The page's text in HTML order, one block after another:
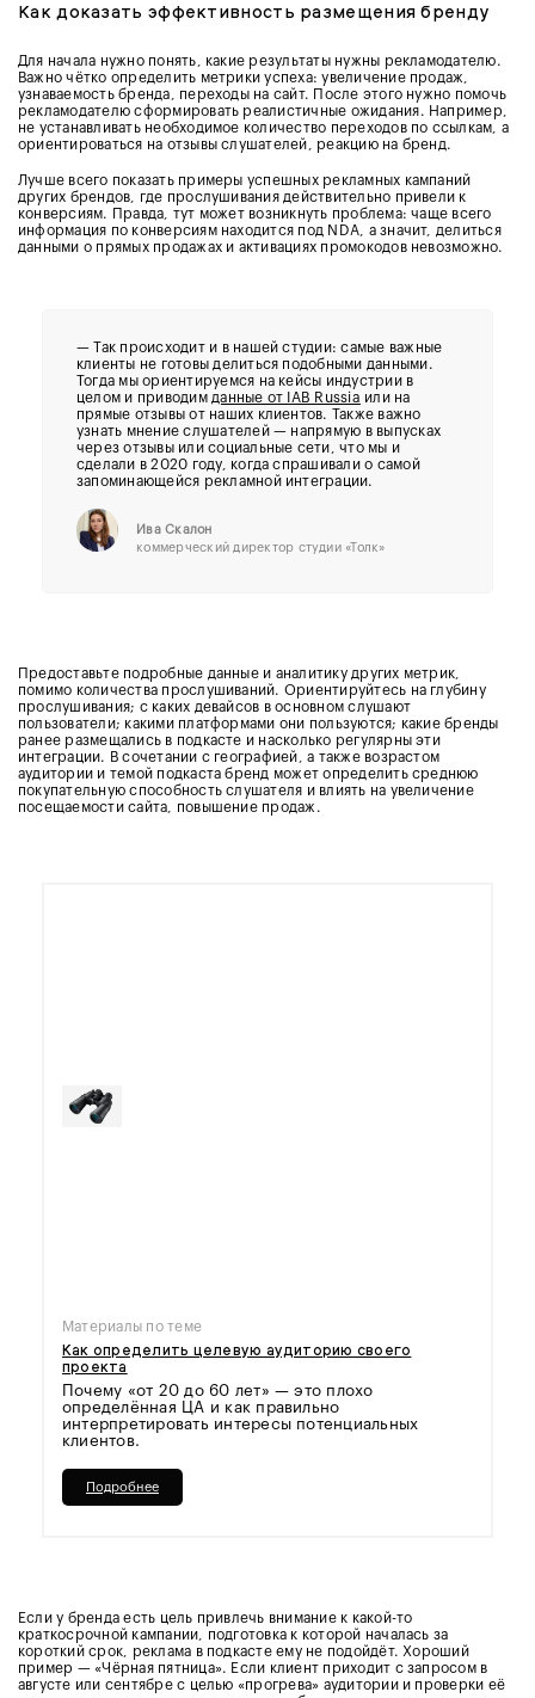
Как доказать эффективность размещения бренду
Для начала нужно понять, какие результаты нужны рекламодателю.
Важно чётко определить метрики успеха: увеличение продаж,
узнаваемость бренда, переходы на сайт. После этого нужно помочь
рекламодателю сформировать реалистичные ожидания. Например,
не устанавливать необходимое количество переходов по ссылкам, а
ориентироваться на отзывы слушателей, реакцию на бренд.
Лучше всего показать примеры успешных рекламных кампаний
других брендов, где прослушивания действительно привели к
конверсиям. Правда, тут может возникнуть проблема: чаще всего
информация по конверсиям находится под NDA, а значит, делиться
данными о прямых продажах и активациях промокодов невозможно.
— Так происходит и в нашей студии: самые важные
клиенты не готовы делиться подобными данными.
Тогда мы ориентируемся на кейсы индустрии в
целом и приводимданные от IAB Russia или на
прямые отзывы от наших клиентов. Также важно
узнать мнение слушателей — напрямую в выпусках
через отзывы или социальные сети, что мы и
сделали в 2020 году, когда спрашивали о самой
запоминающейся рекламной интеграции.
Ива Скалон
коммерческий директор студии «Толк»
Предоставьте подробные данные и аналитику других метрик,
помимо количества прослушиваний. Ориентируйтесь на глубину
прослушивания; с каких девайсов в основном слушают
пользователи; какими платформами они пользуются; какие бренды
ранее размещались в подкасте и насколько регулярны эти
интеграции. В сочетании с географией, а также возрастом
аудитории и темой подкаста бренд может определить среднюю
покупательную способность слушателя и влиять на увеличение
посещаемости сайта, повышение продаж.
Материалы по теме
Как определить целевую аудиторию своего
проекта
Почему «от 20 до 60 лет» — это плохо
определённая ЦА и как правильно
интерпретировать интересы потенциальных
клиентов.
Подробнее
Если у бренда есть цель привлечь внимание к какой-то
краткосрочной кампании, подготовка к которой началась за
короткий срок, реклама в подкасте ему не подойдёт. Хороший
пример — «Чёрная пятница». Если клиент приходит с запросом в
августе или сентябре с целью «прогрева» аудитории и проверки её